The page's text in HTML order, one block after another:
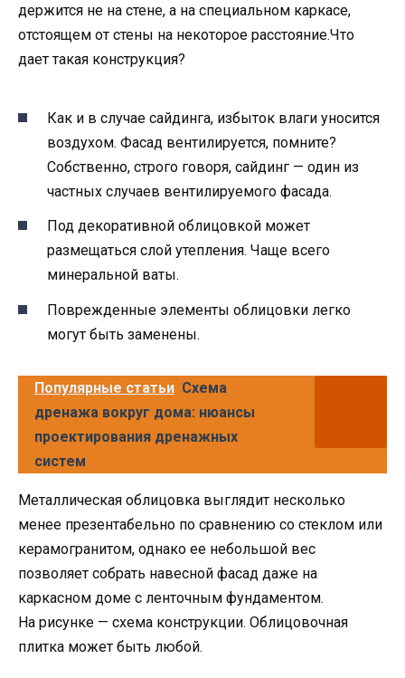
держится не на стене, а на специальном каркасе,
отстоящем от стены на некоторое расстояние.Что
дает такая конструкция?
Как и в случае сайдинга, избыток влаги уносится
воздухом. Фасад вентилируется, помните?
Собственно, строго говоря, сайдинг — один из
частных случаев вентилируемого фасада.
Под декоративной облицовкой может
размещаться слой утепления. Чаще всего
минеральной ваты.
Поврежденные элементы облицовки легко
могут быть заменены.
Популярные статьи Схема
дренажа вокруг дома: нюансы
проектирования дренажных
систем
Металлическая облицовка выглядит несколько
менее презентабельно по сравнению со стеклом или
керамогранитом, однако ее небольшой вес
позволяет собрать навесной фасад даже на
каркасном доме с ленточным фундаментом.
На рисунке — схема конструкции. Облицовочная
плитка может быть любой.